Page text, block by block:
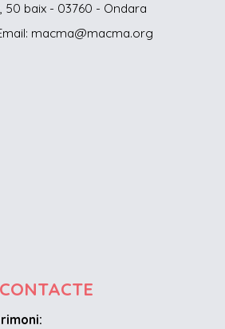
50 baix - 03760 - Ondara
macma@macma.org
CONTACTE